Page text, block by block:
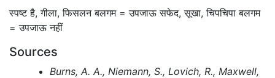
स्पष्ट है, गीला, फिसलन बलगम = उपजाऊ सफेद, सूखा, चिपचिपा बलगम
= उपजाऊ नहीं
Sources
Burns, A. A., Niemann, S., Lovich, R., Maxwell,